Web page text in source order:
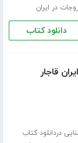
در ایران
دانلود کتاب
قاجار
دردانلود کتاب